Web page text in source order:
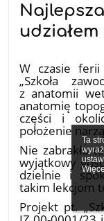
Ta
W czasie
„Szkoła
z anatomii
anatomię
części i
położenie
Nie zabrakło
wyjątkowy
dzielnie i
takim lekcjom
Projekt pt.